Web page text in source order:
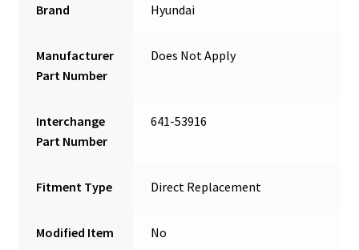
Brand Hyundai
Manufacturer
Part Number
Does Not Apply
Interchange
Part Number
641-53916
Fitment Type Direct Replacement
Modified Item No